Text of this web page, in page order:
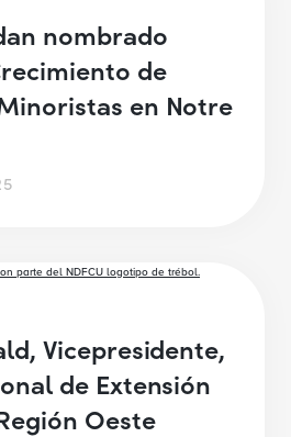
nombrado
de
en Notre
Vicepresidente,
de Extensión
Oeste